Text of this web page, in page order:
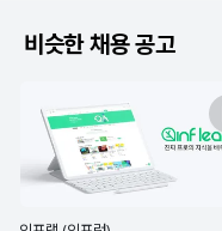
비슷한 채용 공고